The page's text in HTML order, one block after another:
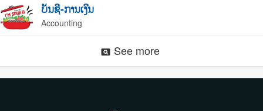
ບັນຊີ-ການເງິນ
Accounting
pageview See more